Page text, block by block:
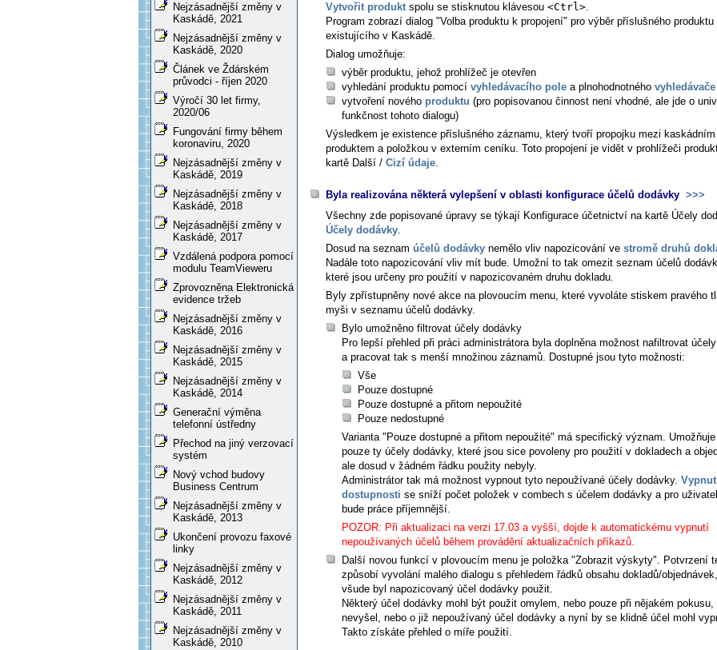
Nejzásadnější změny v
Kaskádě, 2021
Nejzásadnější změny v
Kaskádě, 2020
Článek ve Ždárském
průvodci - říjen 2020
Výročí 30 let firmy,
2020/06
Fungování firmy během
koronaviru, 2020
Nejzásadnější změny v
Kaskádě, 2019
Nejzásadnější změny v
Kaskádě, 2018
Nejzásadnější změny v
Kaskádě, 2017
Vzdálená podpora pomocí
modulu TeamVieweru
Zprovozněna Elektronická
evidence tržeb
Nejzásadnější změny v
Kaskádě, 2016
Nejzásadnější změny v
Kaskádě, 2015
Nejzásadnější změny v
Kaskádě, 2014
Generační výměna
telefonní ústředny
Přechod na jiný verzovací
systém
Nový vchod budovy
Business Centrum
Nejzásadnější změny v
Kaskádě, 2013
Ukončení provozu faxové
linky
Nejzásadnější změny v
Kaskádě, 2012
Nejzásadnější změny v
Kaskádě, 2011
Nejzásadnější změny v
Kaskádě, 2010
Vytvořit produktspolu se stisknutou klávesou <Ctrl>.
Program zobrazí dialog "Volba produktu k propojení" pro výběr příslušného produktu
existujícího v Kaskádě.
Dialog umožňuje:
výběr produktu, jehož prohlížeč je otevřen
vyhledání produktu pomocí vyhledávacího pole a plnohodnotného vyhledávače
vytvoření nového produktu (pro popisovanou činnost není vhodné, ale jde o
funkčnost tohoto dialogu)
Výsledkem je existence příslušného záznamu, který tvoří propojku mezi kaskádním
produktem a položkou v externím ceníku. Toto propojení je vidět v prohlížeči
kartě Další / Cizí údaje.
Byla realizována některá vylepšení v oblasti konfigurace účelů dodávky >>>
Všechny zde popisované úpravy se týkají Konfigurace účetnictví na kartě Účely
Účely dodávky.
Dosud na seznam účelů dodávky nemělo vliv napozicování ve stromě druhů
Nadále toto napozicování vliv mít bude. Umožní to tak omezit seznam účelů
které jsou určeny pro použití v napozicovaném druhu dokladu.
Byly zpřístupněny nové akce na plovoucím menu, které vyvoláte stiskem pravého
myši v seznamu účelů dodávky.
Bylo umožněno filtrovat účely dodávky
Pro lepší přehled při práci administrátora byla doplněna možnost nafiltrovat
a pracovat tak s menší množinou záznamů. Dostupné jsou tyto možnosti:
Vše
Pouze dostupné
Pouze dostupné a přitom nepoužité
Pouze nedostupné
Varianta "Pouze dostupné a přitom nepoužité" má specifický význam.
pouze ty účely dodávky, které jsou sice povoleny pro použití v dokladech a
ale dosud v žádném řádku použity nebyly.
Administrátor tak má možnost vypnout tyto nepoužívané účely dodávky.
dostupnosti se sníží počet položek v combech s účelem dodávky a pro
bude práce příjemnější.
POZOR: Při aktualizaci na verzi 17.03 a vyšší, dojde k automatickému vypnutí
nepoužívaných účelů během provádění aktualizačních příkazů.
Další novou funkcí v plovoucím menu je položka "Zobrazit výskyty". Potvrzení
způsobí vyvolání malého dialogu s přehledem řádků obsahu dokladů/
všude byl napozicovaný účel dodávky použit.
Některý účel dodávky mohl být použit omylem, nebo pouze při nějakém pokusu,
nevyšel, nebo o již nepoužívaný účel dodávky a nyní by se klidně účel mohl
Takto získáte přehled o míře použití.